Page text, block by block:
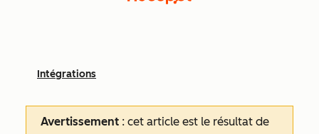
Intégrations
Avertissement : cet article est le résultat de